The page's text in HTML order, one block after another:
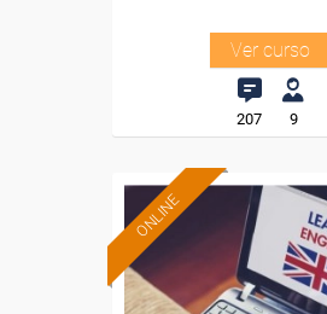
Ver curso
207 9
ONLINE
Formación